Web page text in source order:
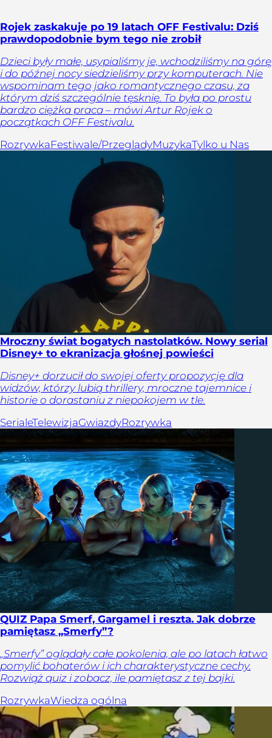
Rojek zaskakuje po 19 latach OFF Festivalu: Dziś
prawdopodobnie bym tego nie zrobił
Dzieci były małe, usypialiśmy je, wchodziliśmy na górę
i do późnej nocy siedzieliśmy przy komputerach. Nie
wspominam tego jako romantycznego czasu, za
którym dziś szczególnie tęsknię. To była po prostu
bardzo ciężka praca – mówi Artur Rojek o
początkach OFF Festivalu.
RozrywkaFestiwale/PrzeglądyMuzykaTylko u Nas
Mroczny świat bogatych nastolatków. Nowy serial
Disney+ to ekranizacja głośnej powieści
Disney+ dorzucił do swojej oferty propozycję dla
widzów, którzy lubią thrillery, mroczne tajemnice i
historie o dorastaniu z niepokojem w tle.
SerialeTelewizjaGwiazdyRozrywka
QUIZ Papa Smerf, Gargamel i reszta. Jak dobrze
pamiętasz „Smerfy”?
„Smerfy” oglądały całe pokolenia, ale po latach łatwo
pomylić bohaterów i ich charakterystyczne cechy.
Rozwiąż quiz i zobacz, ile pamiętasz z tej bajki.
RozrywkaWiedza ogólna